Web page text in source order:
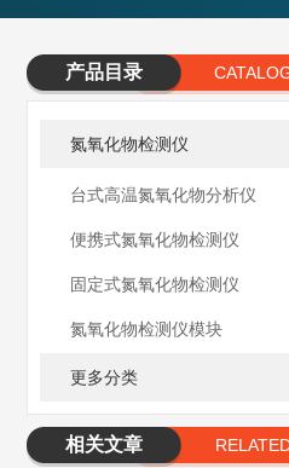
产品目录
氮氧化物检测仪
台式高温氮氧化物分析仪
便携式氮氧化物检测仪
固定式氮氧化物检测仪
氮氧化物检测仪模块
更多分类
相关文章